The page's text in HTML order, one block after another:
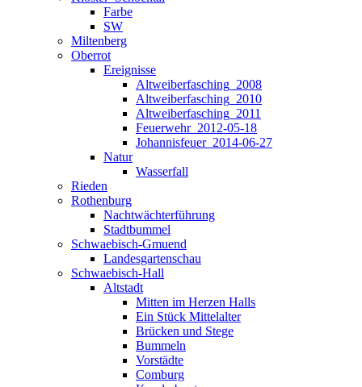
Farbe
SW
Miltenberg
Oberrot
Ereignisse
Altweiberfasching_2008
Altweiberfasching_2010
Altweiberfasching_2011
Feuerwehr_2012-05-18
Johannisfeuer_2014-06-27
Natur
Wasserfall
Rieden
Rothenburg
Nachtwächterführung
Stadtbummel
Schwaebisch-Gmuend
Landesgartenschau
Schwaebisch-Hall
Altstadt
Mitten im Herzen Halls
Ein Stück Mittelalter
Brücken und Stege
Bummeln
Vorstädte
Comburg